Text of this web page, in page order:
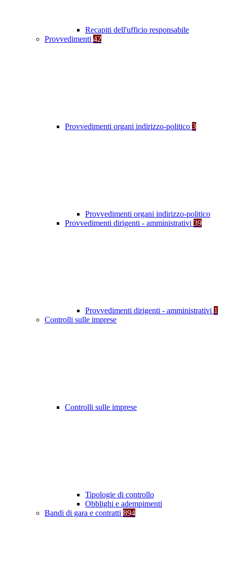
Recapiti dell'ufficio responsabile
Provvedimenti 42
Provvedimenti organi indirizzo-politico 3
Provvedimenti organi indirizzo-politico
Provvedimenti dirigenti - amministrativi 39
Provvedimenti dirigenti - amministrativi 1
Controlli sulle imprese
Controlli sulle imprese
Tipologie di controllo
Obblighi e adempimenti
Bandi di gara e contratti 894